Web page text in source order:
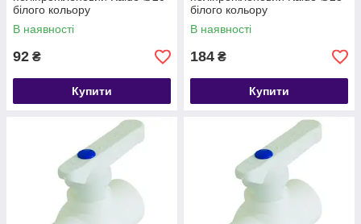
білого кольору
В наявності
92 ₴
Купити
білого кольору
В наявності
184 ₴
Купити